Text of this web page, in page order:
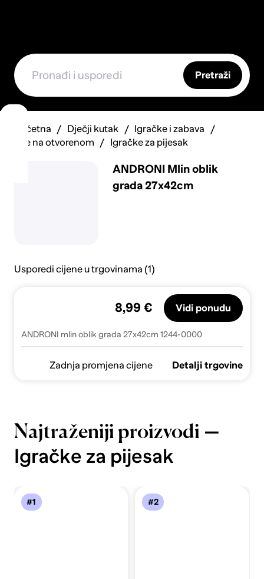
Pretraži
Početna Dječji kutak
Igračke i zabava
Igre na otvorenom
Igračke za pijesak
ANDRONI Mlin oblik
grada 27x42cm
Usporedi cijene u trgovinama (1)
ANDRONI mlin oblik grada 27x42cm 1244-0000
8,99 € Vidi ponudu
Zadnja promjena cijene Detalji trgovine
Najtraženiji proizvodi —
Igračke za pijesak
#1 #2